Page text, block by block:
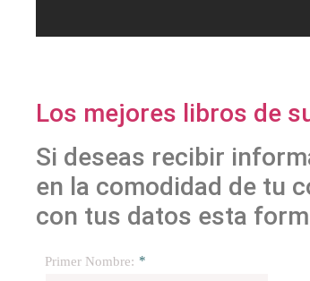
Los mejores libros de
Si deseas recibir
en la comodidad de tu
con tus datos esta
Primer Nombre: *